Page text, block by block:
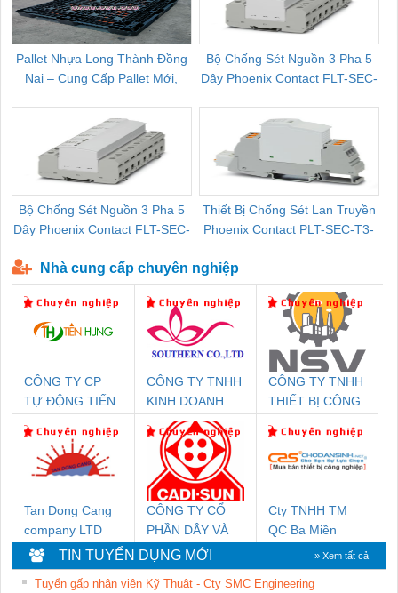
Pallet Nhựa Long Thành Đồng
Nai – Cung Cấp Pallet Mới,
Bộ Chống Sét Nguồn 3 Pha 5
Dây Phoenix Contact FLT-SEC-
Bộ Chống Sét Nguồn 3 Pha 5
Dây Phoenix Contact FLT-SEC-
Thiết Bị Chống Sét Lan Truyền
Phoenix Contact PLT-SEC-T3-
Nhà cung cấp chuyên nghiệp
CÔNG TY CP
TỰ ĐỘNG TIẾN
CÔNG TY TNHH
KINH DOANH
DỊCH VỤ XNK
PHƯƠNG NAM
CÔNG TY TNHH
THIẾT BỊ CÔNG
SETSUBI VIỆT
NAM
Tan Dong Cang
company LTD
CÔNG TY CỔ
PHẦN DÂY VÀ
CÁP ĐIỆN
THƯỢNG ĐÌNH
Cty TNHH TM
QC Ba Miền
TIN TUYỂN DỤNG MỚI » Xem tất cả
Tuyển gấp nhân viên Kỹ Thuật - Cty SMC Engineering